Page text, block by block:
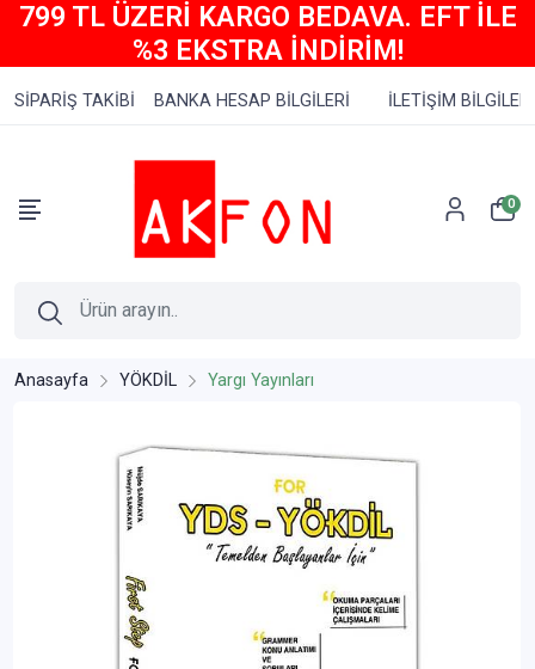
799 TL ÜZERİ KARGO BEDAVA. EFT İLE
%3 EKSTRA İNDİRİM!
SİPARİŞ TAKİBİ BANKA HESAP BİLGİLERİ İLETİŞİM BİLGİLERİ
0
Anasayfa YÖKDİL Yargı Yayınları